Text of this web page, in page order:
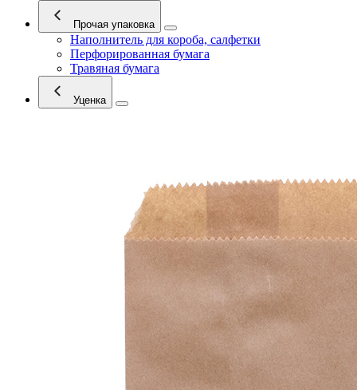
Прочая упаковка
Наполнитель для короба, салфетки
Перфорированная бумага
Травяная бумага
Уценка